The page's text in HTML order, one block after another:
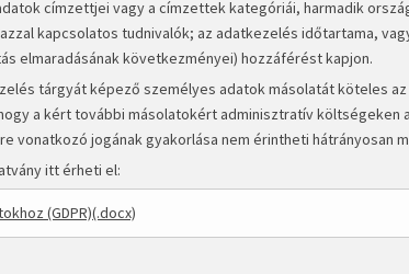
címzettjei vagy a címzettek kategóriái, harmadik
kapcsolatos tudnivalók; az adatkezelés időtartama,
elmaradásának következményei) hozzáférést kapjon.
tárgyát képező személyes adatok másolatát köteles
a kért további másolatokért adminisztratív
vonatkozó jogának gyakorlása nem érintheti hátrányosan
itt érheti el:
(GDPR)(.docx)